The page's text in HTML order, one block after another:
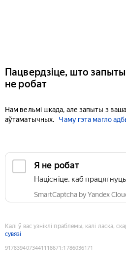
Пацвердзіце, што
не робат
Нам вельмі шкада, але запыты з
аўтаматычных.
Чаму гэта магло
Я не робат
Націсніце, каб працягнуць
SmartCaptcha by Yandex
Калі ў вас узніклі праблемы, калі ласка,
сувязі
9178394073441118671 :1786036171